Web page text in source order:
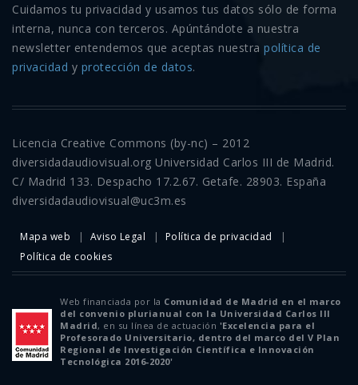
Cuidamos tu privacidad y usamos tus datos sólo de forma
interna, nunca con terceros. Apúntándote a nuestra
newsletter entendemos que aceptas nuestra política de
privacidad y protección de datos.
Licencia Creative Commons (by-nc) – 2012
diversidadaudiovisual.org Universidad Carlos III de Madrid.
C/ Madrid 133. Despacho 17.2.67. Getafe. 28903. España
diversidadaudiovisual@uc3m.es
Mapa web Aviso Legal
Política de privacidad
Política de cookies
Web financiada por la Comunidad de Madrid en el marco
del convenio plurianual con la Universidad Carlos III
Madrid, en su línea de actuación 'Excelencia para el
Profesorado Universitario, dentro del marco del V Plan
Regional de Investigación Científica e Innovación
Tecnológica 2016-2020'